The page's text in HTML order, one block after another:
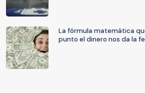
La fórmula matemática
punto el dinero nos da la